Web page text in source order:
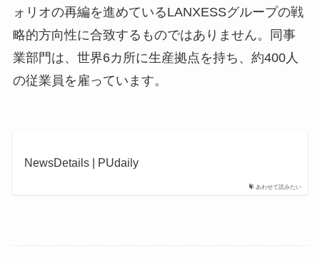
ォリオの再編を進めているLANXESSグループの戦
略的方向性に合致するものではありません。同事
業部門は、世界6カ所に生産拠点を持ち、約400人
の従業員を雇っています。
あわせて読みたい
NewsDetails | PUdaily